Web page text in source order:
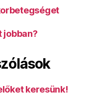
jobban?
keresünk!